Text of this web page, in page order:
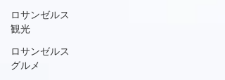
ロサンゼルス
観光
ロサンゼルス
グルメ